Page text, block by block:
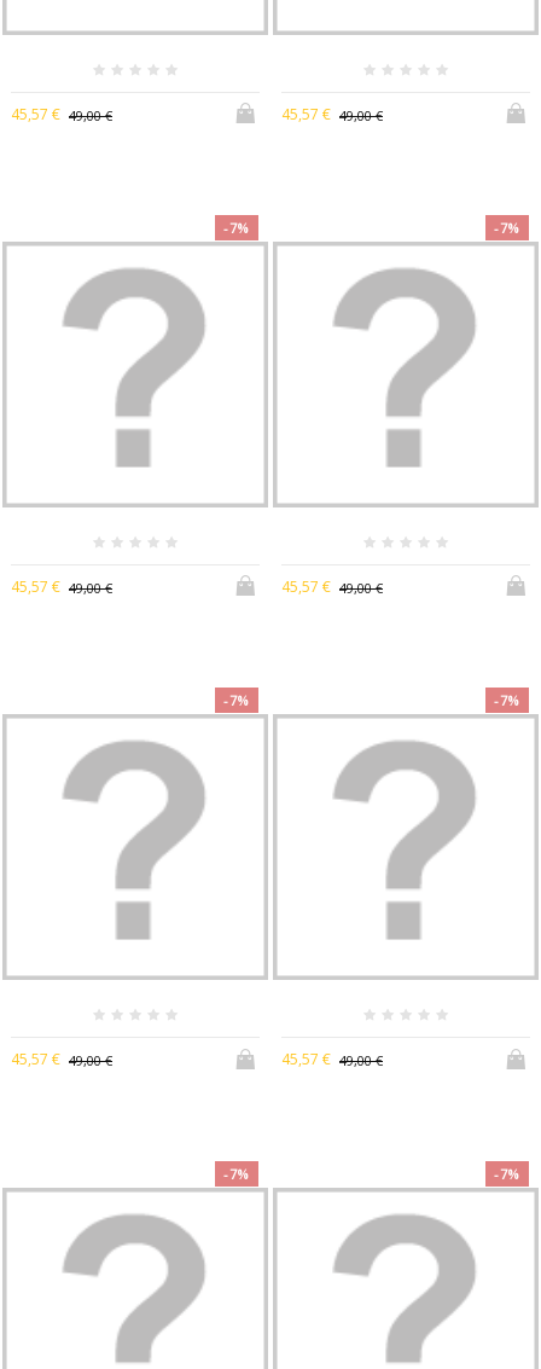
45,57 € 49,00 € 45,57 € 49,00 €
-7%
45,57 € 49,00 €
-7%
45,57 € 49,00 €
-7%
45,57 € 49,00 €
-7%
45,57 € 49,00 €
-7% -7%